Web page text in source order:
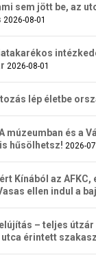
sem jött be, az
2026-08-01
2026-08-01
lép életbe
múzeumban és a
hűsölhetsz! 2026-
Kínából az AFKC,
ellen indul a
– teljes útzár
érintett